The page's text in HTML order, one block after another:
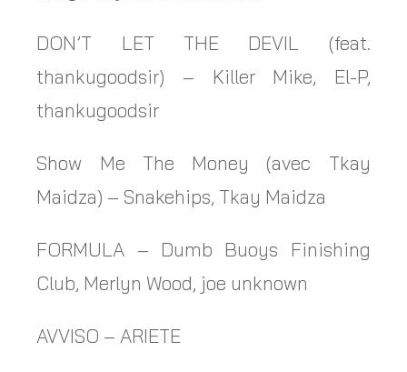
DON’T LET THE DEVIL (feat.
thankugoodsir) – Killer Mike, El-P,
thankugoodsir
Show Me The Money (avec Tkay
Maidza) – Snakehips, Tkay Maidza
FORMULA – Dumb Buoys Finishing
Club, Merlyn Wood, joe unknown
AVVISO – ARIETE